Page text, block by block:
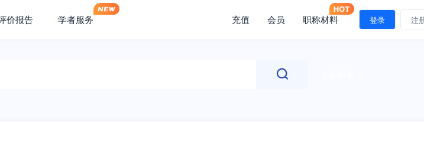
价报告 学者服务 充值 会员 职称材料 登录 注